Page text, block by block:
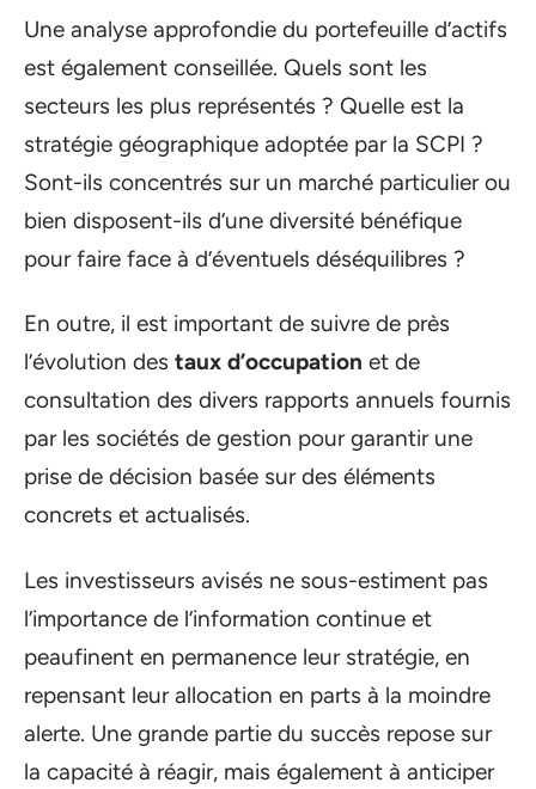
Une analyse approfondie du portefeuille d’actifs
est également conseillée. Quels sont les
secteurs les plus représentés ? Quelle est la
stratégie géographique adoptée par la SCPI ?
Sont-ils concentrés sur un marché particulier ou
bien disposent-ils d’une diversité bénéfique
pour faire face à d’éventuels déséquilibres ?
En outre, il est important de suivre de près
l’évolution des taux d’occupation et de
consultation des divers rapports annuels fournis
par les sociétés de gestion pour garantir une
prise de décision basée sur des éléments
concrets et actualisés.
Les investisseurs avisés ne sous-estiment pas
l’importance de l’information continue et
peaufinent en permanence leur stratégie, en
repensant leur allocation en parts à la moindre
alerte. Une grande partie du succès repose sur
la capacité à réagir, mais également à anticiper